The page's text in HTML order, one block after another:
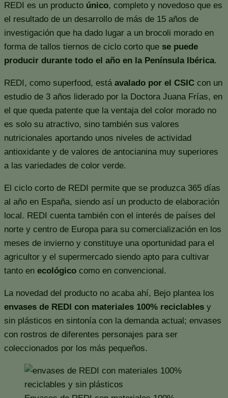
REDI es un producto único, completo y novedoso que es
el resultado de un desarrollo de más de 15 años de
investigación que ha dado lugar a un brocoli morado en
forma de tallos tiernos de ciclo corto que se puede
producir durante todo el año en la Península Ibérica.
REDI, como superfood, está avalado por el CSIC con un
estudio de 3 años liderado por la Doctora Juana Frías, en
el que queda patente que la ventaja del color morado no
es solo su atractivo, sino también sus valores
nutricionales aportando unos niveles de actividad
antioxidante y de valores de antocianina muy superiores
a las variedades de color verde.
El ciclo corto de REDI permite que se produzca 365 días
al año en España, siendo así un producto de elaboración
local. REDI cuenta también con el interés de países del
norte y centro de Europa para su comercialización en los
meses de invierno y constituye una oportunidad para el
agricultor y el supermercado siendo apto para cultivar
tanto en ecológico como en convencional.
La novedad del producto no acaba ahí, Bejo plantea los
envases de REDI con materiales 100% reciclables y
sin plásticos en sintonía con la demanda actual; envases
con rostros de diferentes personajes para ser
coleccionados por los más pequeños.